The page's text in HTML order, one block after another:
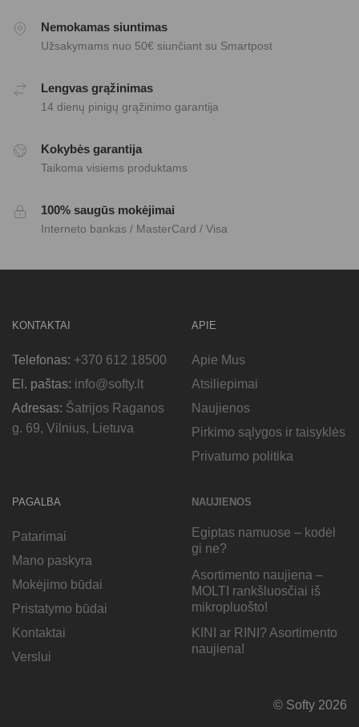
Nemokamas siuntimas
Užsakymams nuo 50€ siunčiant su Smartpost
Lengvas grąžinimas
14 dienų pinigų grąžinimo garantija
Kokybės garantija
Taikoma visiems produktams
100% saugūs mokėjimai
Interneto bankas / MasterCard / Visa
KONTAKTAI
Telefonas: +370 612 18500
El. paštas: info@softy.lt
Adresas: Šatrijos Raganos
g. 69, Vilnius, Lietuva
APIE
Apie Mus
Atsiliepimai
Naujienos
Pirkimo sąlygos ir taisyklės
Privatumo politika
PAGALBA
Patarimai
Mano paskyra
Mokėjimo būdai
Pristatymo būdai
Kontaktai
Verslui
NAUJIENOS
Egiptas namuose – kodėl
gi ne?
Asortimento naujiena –
MOLTI rankšluosčiai iš
mikropluošto!
KINI ar RINI? Asortimento
naujiena!
© Softy 2026